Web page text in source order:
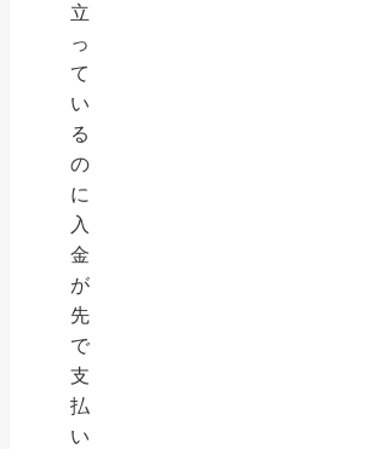
立
っ
て
い
る
の
に
入
金
が
先
で
支
払
い